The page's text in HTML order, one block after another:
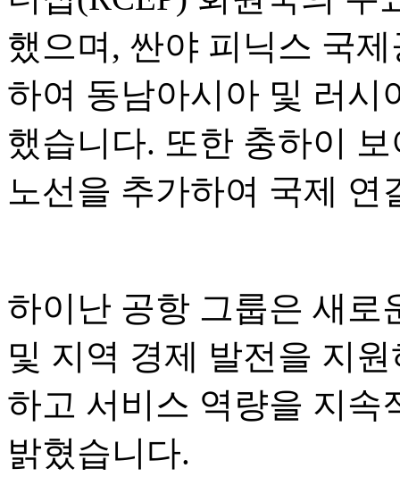
했으며, 싼야 피닉스 국
하여 동남아시아 및 러시
했습니다. 또한 충하이
노선을 추가하여 국제
하이난 공항 그룹은 새로
및 지역 경제 발전을 지
하고 서비스 역량을 지속
밝혔습니다.